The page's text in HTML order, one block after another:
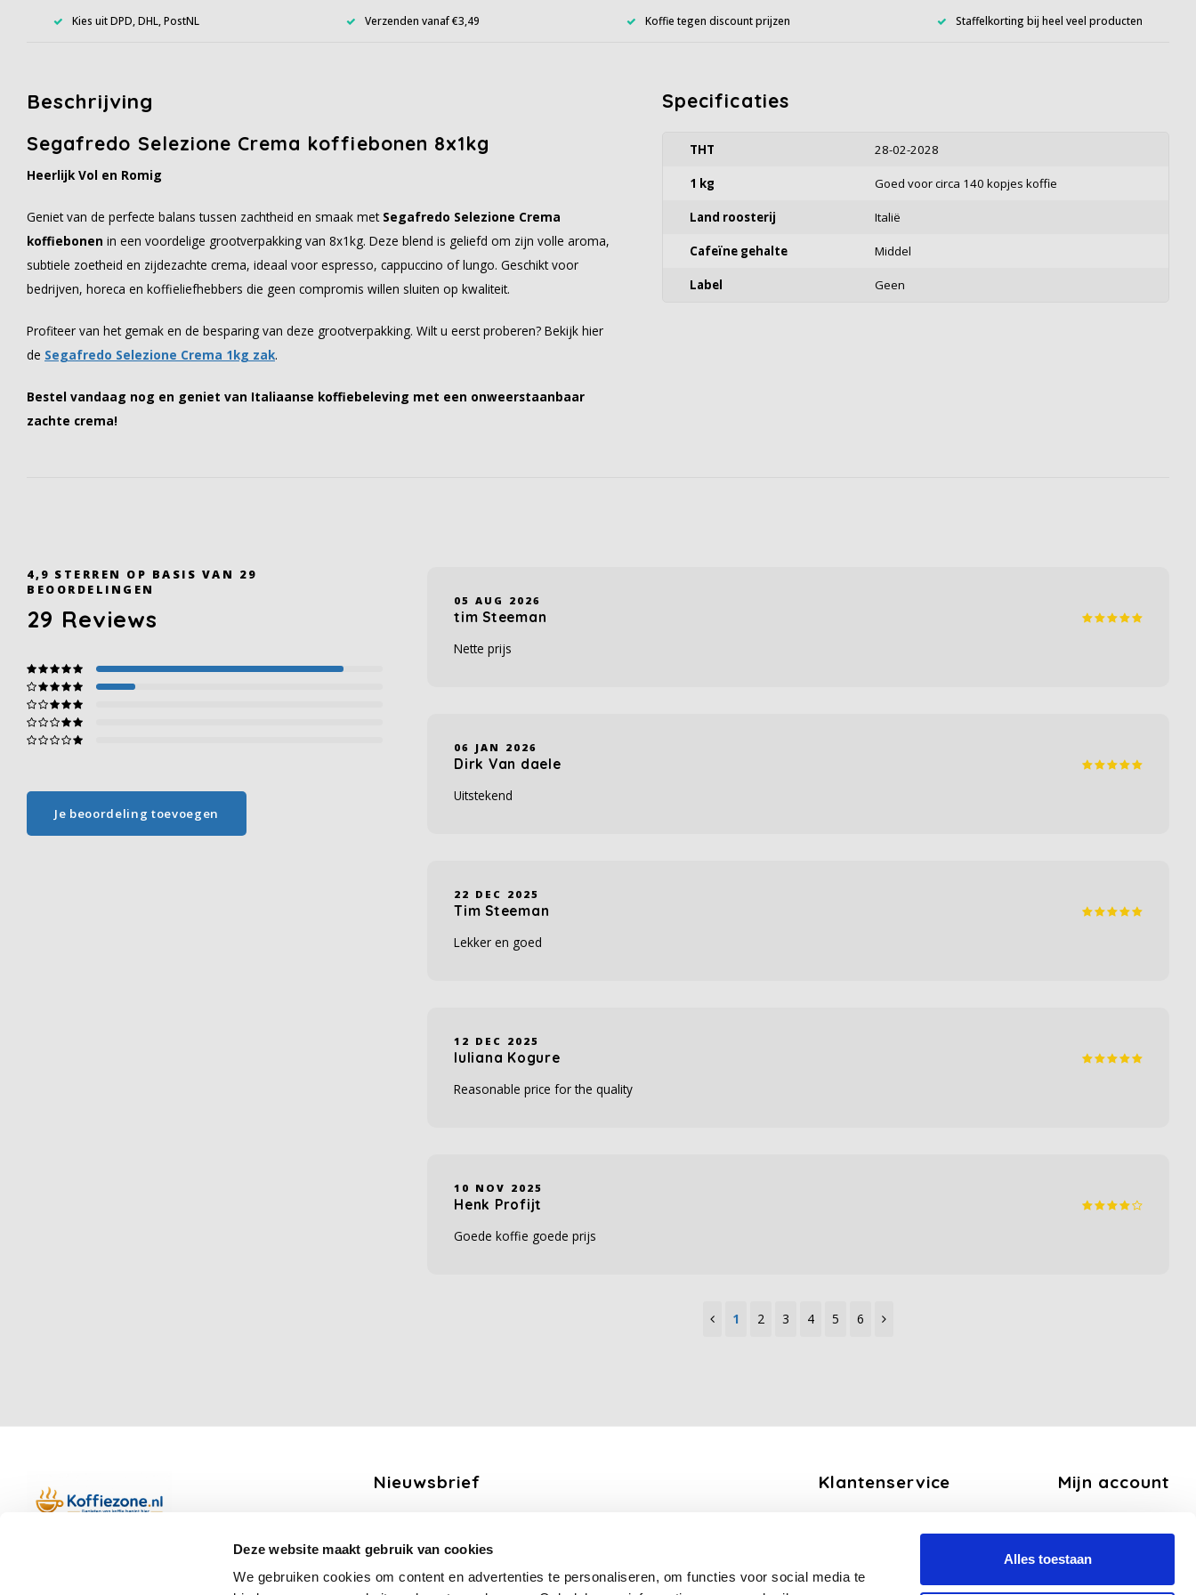
Deze website maakt gebruik van cookies
We gebruiken cookies om content en advertenties te personaliseren, om functies voor social media te
Alles toestaan
Kies uit DPD, DHL, PostNL Verzenden vanaf €3,49 Koffie tegen discount prijzen Staffelkorting bij heel veel producten
Beschrijving
Segafredo Selezione Crema koffiebonen 8x1kg
Heerlijk Vol en Romig
Geniet van de perfecte balans tussen zachtheid en smaak met Segafredo Selezione Crema
koffiebonen in een voordelige grootverpakking van 8x1kg. Deze blend is geliefd om zijn volle aroma,
subtiele zoetheid en zijdezachte crema, ideaal voor espresso, cappuccino of lungo. Geschikt voor
bedrijven, horeca en koffieliefhebbers die geen compromis willen sluiten op kwaliteit.
Profiteer van het gemak en de besparing van deze grootverpakking. Wilt u eerst proberen? Bekijk hier
de Segafredo Selezione Crema 1kg zak.
Bestel vandaag nog en geniet van Italiaanse koffiebeleving met een onweerstaanbaar
zachte crema!
Specificaties
THT 28-02-2028
1 kg Goed voor circa 140 kopjes koffie
Land roosterij Italië
Cafeïne gehalte Middel
Label Geen
4,9 STERREN OP BASIS VAN 29
BEOORDELINGEN
29 Reviews
Je beoordeling toevoegen
05 AUG 2026
tim Steeman
Nette prijs
06 JAN 2026
Dirk Van daele
Uitstekend
22 DEC 2025
Tim Steeman
Lekker en goed
12 DEC 2025
Iuliana Kogure
Reasonable price for the quality
10 NOV 2025
Henk Profijt
Goede koffie goede prijs
1 2 3 4 5 6
Nieuwsbrief Klantenservice
Algemene voorwaarden
Mijn account
Mijn tickets
Mijn verlanglijst